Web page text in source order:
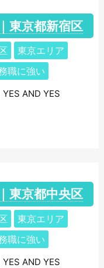
東京都新宿区
東京エリア
職に強い
AND YES
東京都中央区
東京エリア
職に強い
AND YES